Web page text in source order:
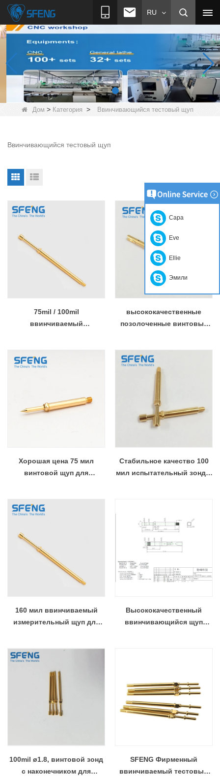
RU
Дом > Категория > Ввинчивающийся тестовый щуп
Ввинчивающийся тестовый щуп
75mil / 100mil
ввинчиваемый
разъема в кабельных
высококачественные
позолоченные винтовые
автомобильного кабеля
Хорошая цена 75 мил
винтовой щуп для
Стабильное качество 100
мил испытательный зонд с
160 мил ввинчиваемый
измерительный щуп для
Высококачественный
ввинчивающийся щуп
100mil ø1.8, винтовой зонд
с наконечником для
SFENG Фирменный
ввинчиваемый тестовый
Сара
Eve
Ellie
Эмили